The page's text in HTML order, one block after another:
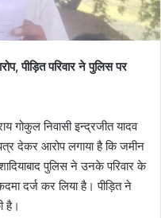
पीड़ित परिवार ने पुलिस पर
गोकुल निवासी इन्द्रजीत यादव
देकर आरोप लगाया है कि जमीन
पुलिस ने उनके परिवार के
दर्ज कर लिया है। पीड़ित ने
है।